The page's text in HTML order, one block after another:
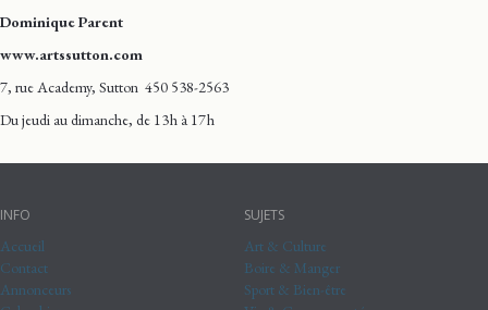
Dominique Parent
www.artssutton.com
7, rue Academy, Sutton 450 538-2563
Du jeudi au dimanche, de 13 h à 17 h
INFO
Accueil
Contact
Annonceurs
SUJETS
Art & Culture
Boire & Manger
Sport & Bien-être